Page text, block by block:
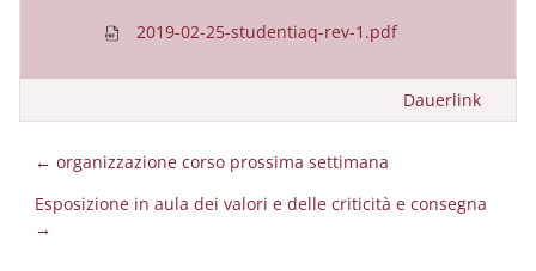
2019-02-25-studentiaq-rev-1.pdf
Dauerlink
← organizzazione corso prossima settimana
Esposizione in aula dei valori e delle criticità e consegna
→